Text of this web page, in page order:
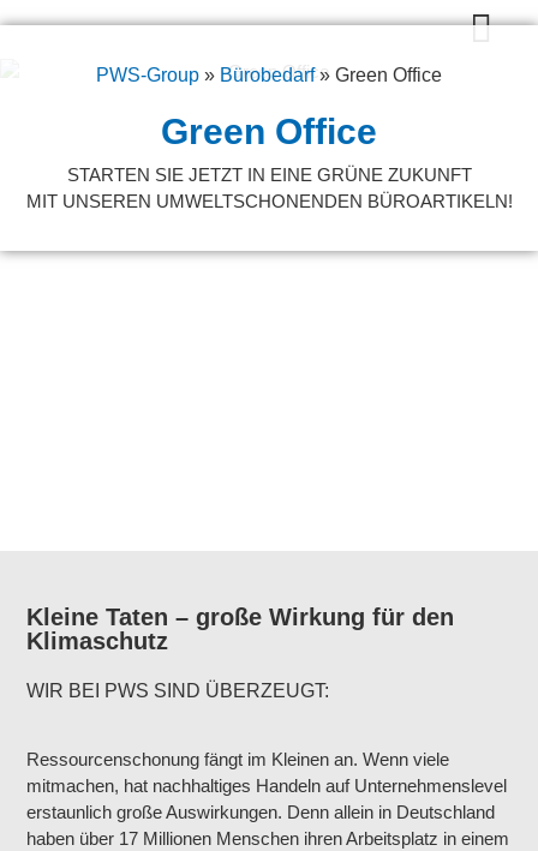
PWS-Group » Bürobedarf» Green Office
Green Office
STARTEN SIE JETZT IN EINE GRÜNE ZUKUNFT
MIT UNSEREN UMWELTSCHONENDEN BÜROARTIKELN!
Kleine Taten – große Wirkung für den
Klimaschutz
WIR BEI PWS SIND ÜBERZEUGT:
Ressourcenschonung fängt im Kleinen an. Wenn viele
mitmachen, hat nachhaltiges Handeln auf Unternehmenslevel
erstaunlich große Auswirkungen. Denn allein in Deutschland
haben über 17 Millionen Menschen ihren Arbeitsplatz in einem